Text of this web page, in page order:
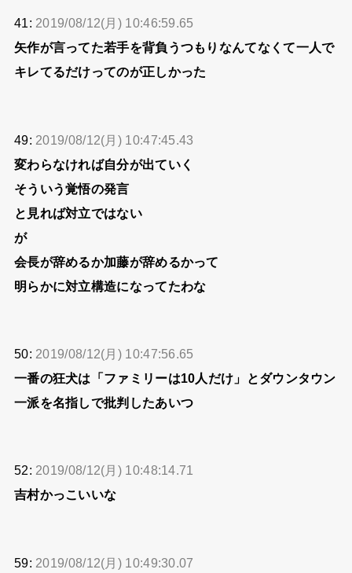
41: 2019/08/12(月) 10:46:59.65
矢作が言ってた若手を背負うつもりなんてなくて一人で
キレてるだけってのが正しかった
49: 2019/08/12(月) 10:47:45.43
変わらなければ自分が出ていく
そういう覚悟の発言
と見れば対立ではない
が
会長が辞めるか加藤が辞めるかって
明らかに対立構造になってたわな
50: 2019/08/12(月) 10:47:56.65
一番の狂犬は「ファミリーは10人だけ」とダウンタウン
一派を名指しで批判したあいつ
52: 2019/08/12(月) 10:48:14.71
吉村かっこいいな
59: 2019/08/12(月) 10:49:30.07